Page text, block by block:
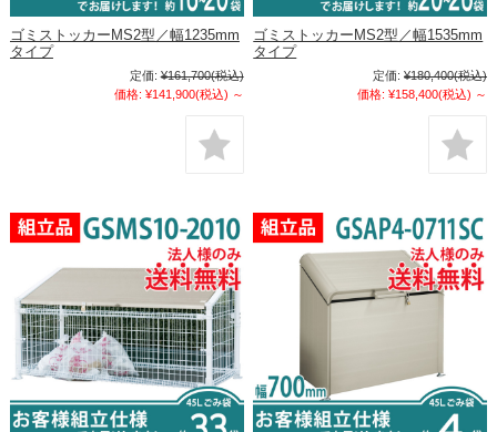
ゴミストッカーMS2型／幅1235mm
タイプ
定価: ¥161,700(税込)
価格: ¥141,900(税込) ～
ゴミストッカーMS2型／幅1535mm
タイプ
定価: ¥180,400(税込)
価格: ¥158,400(税込) ～